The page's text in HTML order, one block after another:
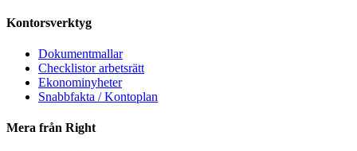
Kontorsverktyg
Dokumentmallar
Checklistor arbetsrätt
Ekonominyheter
Snabbfakta / Kontoplan
Mera från Right